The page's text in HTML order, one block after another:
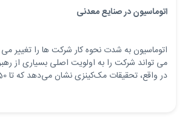
اتوماسیون در صنایع معدنی
اتوماسیون به شدت نحوه کار شرکت ها را تغییر
می تواند شرکت را به اولویت اصلی بسیاری از